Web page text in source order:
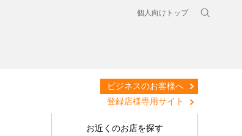
個人向けトップ
ビジネスのお客様へ
登録店様専用サイト
お近くのお店を探す